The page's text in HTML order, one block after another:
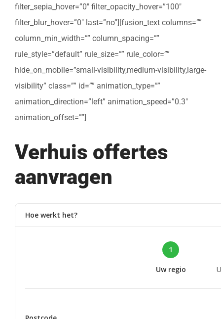
filter_sepia_hover=”0″ filter_opacity_hover=”100″
filter_blur_hover=”0″ last=”no”][fusion_text columns=””
column_min_width=”” column_spacing=””
rule_style=”default” rule_size=”” rule_color=””
hide_on_mobile=”small-visibility,medium-visibility,large-
visibility” class=”” id=”” animation_type=””
animation_direction=”left” animation_speed=”0.3″
animation_offset=””]
Verhuis offertes
aanvragen